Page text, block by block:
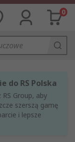
0
do RS Polska
RS Group, aby
szerszą gamę
i lepsze